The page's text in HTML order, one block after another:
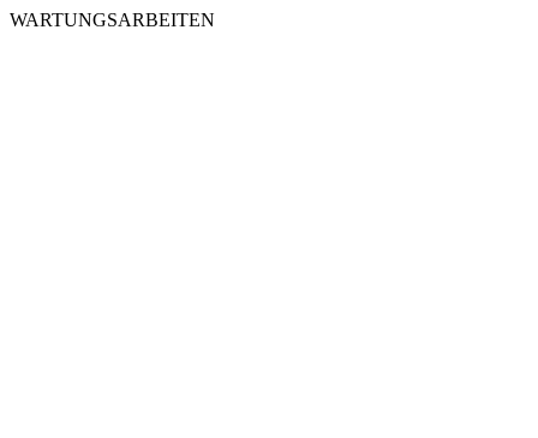
WARTUNGSARBEITEN